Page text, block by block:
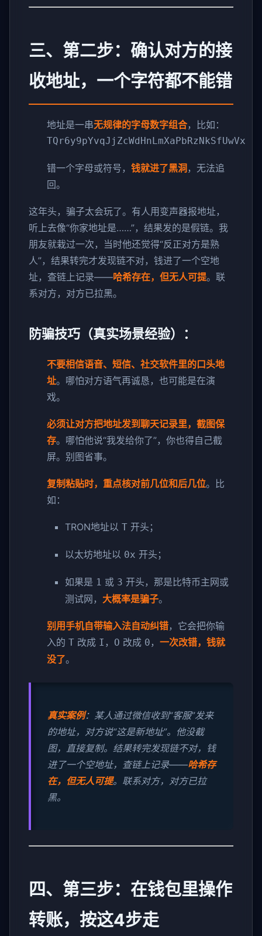
三、第二步：确认对方的接
收地址，一个字符都不能错
地址是一串无规律的字母数字组合，比如：
TQr6y9pYvqJjZcWdHnLmXaPbRzNkSfUwVx
错一个字母或符号， 钱就进了黑洞 ，无法追
回。
这年头，骗子太会玩了。有人用变声器报地址，
听上去像“你家地址是……”，结果发的是假链。我
朋友就栽过一次，当时他还觉得“反正对方是熟
人”，结果转完才发现链不对，钱进了一个空地
址，查链上记录——哈希存在，但无人可提。联
系对方，对方已拉黑。
防骗技巧（真实场景经验）：
不要相信语音、短信、社交软件里的口头地
址。哪怕对方语气再诚恳，也可能是在演
戏。
必须让对方把地址发到聊天记录里，截图保
存。哪怕他说“我发给你了”，你也得自己截
屏。别图省事。
复制粘贴时，重点核对前几位和后几位。比
如：
TRON地址以 T 开头；
以太坊地址以 0x 开头；
如果是 1 或 3 开头，那是比特币主网或
测试网， 大概率是骗子。
别用手机自带输入法自动纠错，它会把你输
入的 T 改成 I ， O 改成 0 ， 一次改错，钱就
没了。
真实案例：某人通过微信收到“客服”发来
的地址，对方说“这是新地址”。他没截
图，直接复制。结果转完发现链不对，钱
进了一个空地址，查链上记录——哈希存
在，但无人可提。联系对方，对方已拉
黑。
四、第三步：在钱包里操作
转账，按这4步走